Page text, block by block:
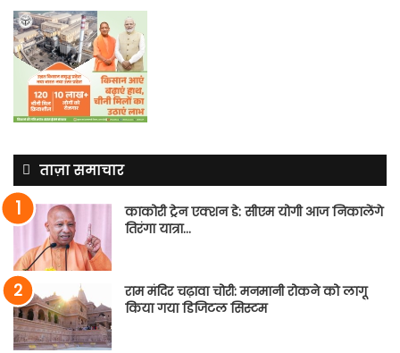
ताज़ा समाचार
काकोरी ट्रेन एक्शन डे: सीएम योगी आज निकालेंगे
तिरंगा यात्रा…
राम मंदिर चढ़ावा चोरी: मनमानी रोकने को लागू
किया गया डिजिटल सिस्टम